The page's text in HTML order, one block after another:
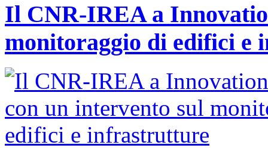
Il CNR-IREA a
monitoraggio di edifici e